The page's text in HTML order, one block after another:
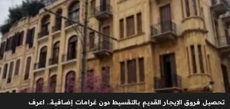
تحصيل فروق الإيجار القديم بالتقسيط دون غرامات إضافية.. اعرف